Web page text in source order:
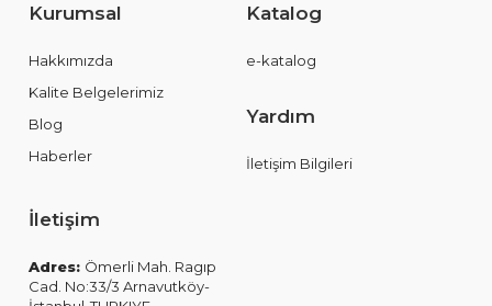
Kurumsal
Hakkımızda
Kalite Belgelerimiz
Blog
Haberler
Katalog
e-katalog
Yardım
İletişim Bilgileri
İletişim
Adres: Ömerli Mah. Ragıp
Cad. No:33/3 Arnavutköy-